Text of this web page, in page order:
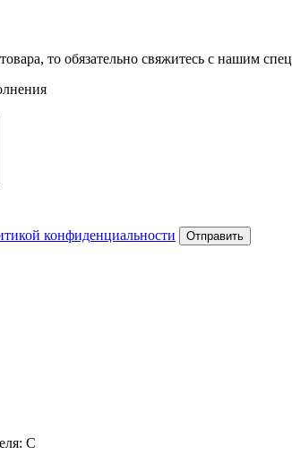
то обязательно свяжитесь с нашим
конфиденциальности Отправить
C